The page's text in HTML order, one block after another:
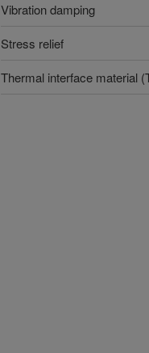
Vibration damping
Stress relief
Thermal interface material